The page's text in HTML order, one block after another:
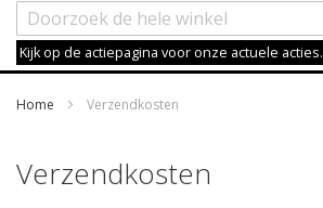
Kijk op de actiepagina voor onze actuele acties.
Home Verzendkosten
Verzendkosten